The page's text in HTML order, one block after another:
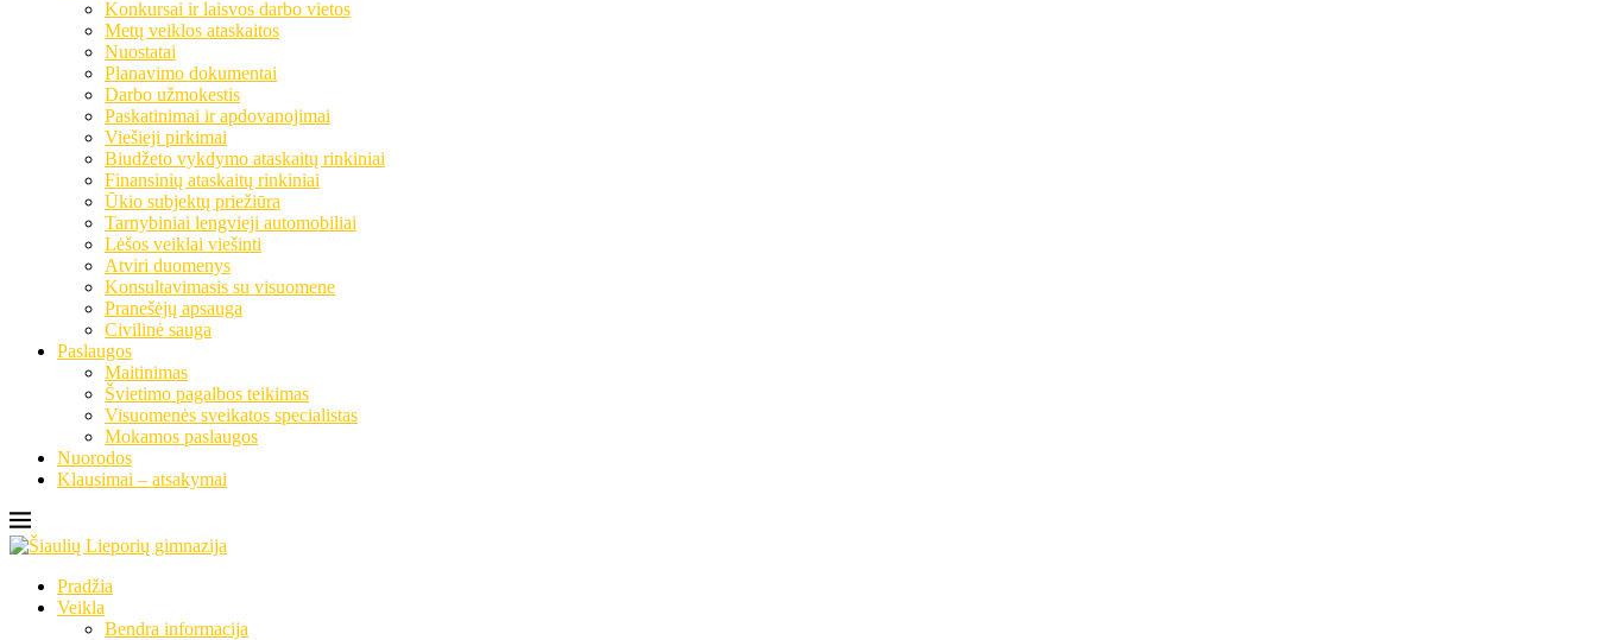
Konkursai ir laisvos darbo vietos
Metų veiklos ataskaitos
Nuostatai
Planavimo dokumentai
Darbo užmokestis
Paskatinimai ir apdovanojimai
Viešieji pirkimai
Biudžeto vykdymo ataskaitų rinkiniai
Finansinių ataskaitų rinkiniai
Ūkio subjektų priežiūra
Tarnybiniai lengvieji automobiliai
Lėšos veiklai viešinti
Atviri duomenys
Konsultavimasis su visuomene
Pranešėjų apsauga
Civilinė sauga
Paslaugos
Maitinimas
Švietimo pagalbos teikimas
Visuomenės sveikatos specialistas
Mokamos paslaugos
Nuorodos
Klausimai – atsakymai
Pradžia
Veikla
Bendra informacija